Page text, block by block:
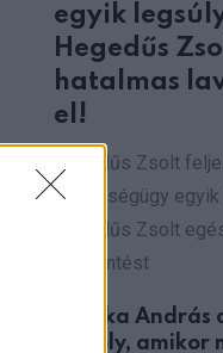
egyik
Hegedűs
hatalmas
el!
Hegedűs Zsolt
egészségügy egyik
Hegedűs Zsolt
feljelentést
Csonka
mosoly,